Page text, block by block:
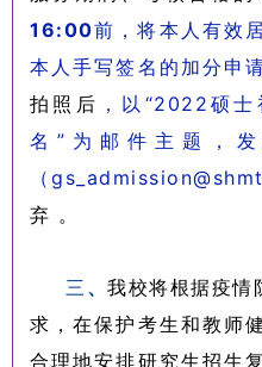
16:00前，将本人有效
本人手写签名的加分申
拍照后 ，以“2022硕
名 ” 为邮件主题，
（
弃 。
三 、我校将根据疫情
求，在保护考生和教师
合理地安排研究生招生